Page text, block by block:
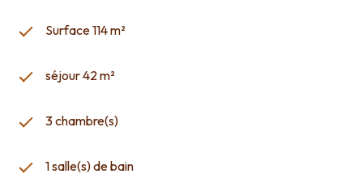
journées ensoleillées, organiser des barbecues ou
quant à elle, offre un espace supplémentaire pour stocker
opportunité exceptionnelle de vivre et travailler dans un
de cette maison polyvalente . Honoraires TTC charge
Surface 114 m²
séjour 42 m²
3 chambre(s)
1 salle(s) de bain